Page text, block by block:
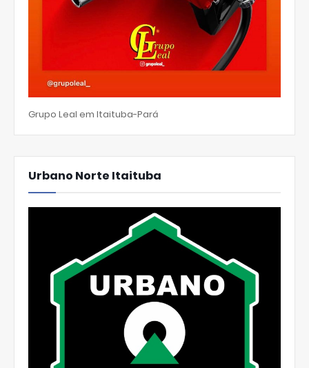
Grupo Leal em Itaituba-Pará
Urbano Norte Itaituba